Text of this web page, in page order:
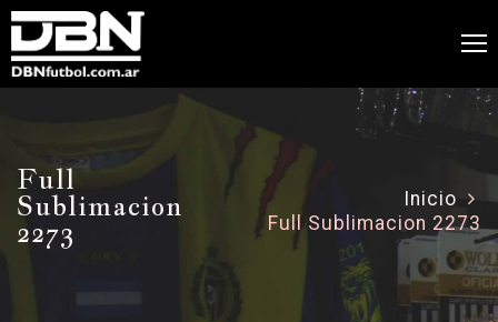
Full
Sublimacion
2273
Inicio
Full Sublimacion 2273